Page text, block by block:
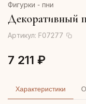
Фигурки - пни
Декоративный
Артикул: F07277
7 211 ₽
Характеристики